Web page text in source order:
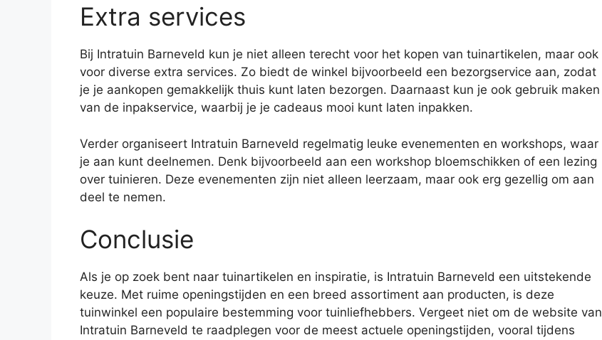
Extra services
Bij Intratuin Barneveld kun je niet alleen terecht voor het kopen van tuinartikelen, maar ook
voor diverse extra services. Zo biedt de winkel bijvoorbeeld een bezorgservice aan, zodat
je je aankopen gemakkelijk thuis kunt laten bezorgen. Daarnaast kun je ook gebruik maken
van de inpakservice, waarbij je je cadeaus mooi kunt laten inpakken.
Verder organiseert Intratuin Barneveld regelmatig leuke evenementen en workshops, waar
je aan kunt deelnemen. Denk bijvoorbeeld aan een workshop bloemschikken of een lezing
over tuinieren. Deze evenementen zijn niet alleen leerzaam, maar ook erg gezellig om aan
deel te nemen.
Conclusie
Als je op zoek bent naar tuinartikelen en inspiratie, is Intratuin Barneveld een uitstekende
keuze. Met ruime openingstijden en een breed assortiment aan producten, is deze
tuinwinkel een populaire bestemming voor tuinliefhebbers. Vergeet niet om de website van
Intratuin Barneveld te raadplegen voor de meest actuele openingstijden, vooral tijdens